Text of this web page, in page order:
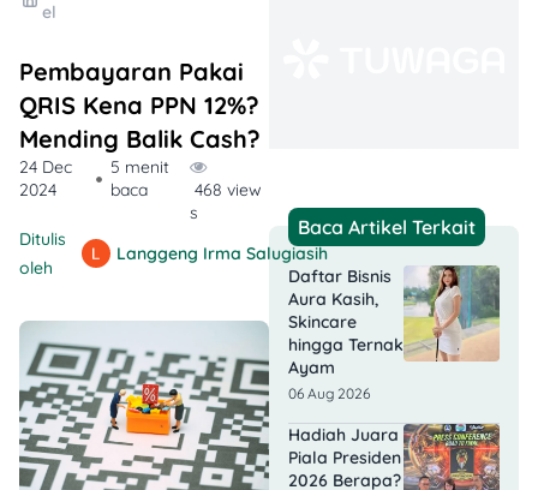
el
Pembayaran Pakai
QRIS Kena PPN 12%?
Mending Balik Cash?
24 Dec
2024
5 menit
baca
468 view
s
Ditulis
oleh
Langgeng Irma Salugiasih
Baca Artikel Terkait
Daftar Bisnis
Aura Kasih,
Skincare
hingga Ternak
Ayam
06 Aug 2026
Hadiah Juara
Piala Presiden
2026 Berapa?